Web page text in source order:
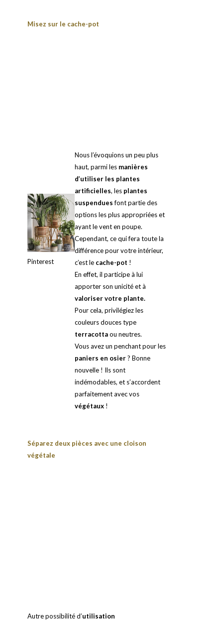
Misez sur le cache-pot
Pinterest
Nous l’évoquions un peu plus
haut, parmi les manières
d’utiliser les plantes
artificielles, les plantes
suspenduesfont partie des
options les plus appropriées et
ayant le vent en poupe.
Cependant, ce qui fera toute la
différence pour votre intérieur,
c’est le cache-pot !
En effet, il participe à lui
apporter son unicité et à
valoriser votre plante.
Pour cela, privilégiez les
couleurs douces type
terracottaou neutres.
Vous avez un penchant pour les
paniers en osier? Bonne
nouvelle ! Ils sont
indémodables, et s’accordent
parfaitement avec vos
végétaux !
Séparez deux pièces avec une cloison
végétale
Autre possibilité d’utilisation